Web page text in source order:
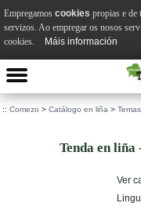
:: Comezo > Catálogo en liña >
Tenda en
Ver
Empregamos cookies propias e de
servizos. Ao empregar os nosos
cookies.
Máis información